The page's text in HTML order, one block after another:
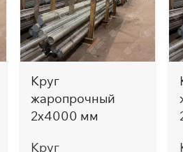
Круг
жаропрочный
2х4000 мм
Круг